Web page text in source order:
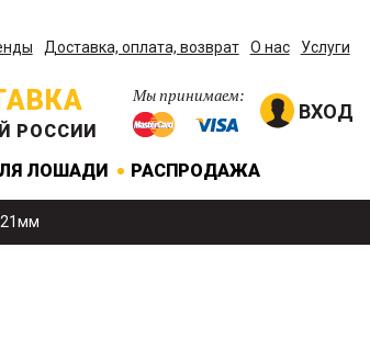
Доставка, оплата, возврат О нас Услуги
РОССИИ
Мы принимаем:
ВХОД
ЛОШАДИ РАСПРОДАЖА
21мм